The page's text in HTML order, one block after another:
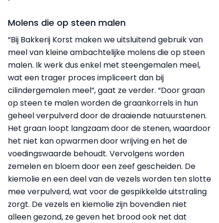
Molens die op steen malen
“Bij Bakkerij Korst maken we uitsluitend gebruik van
meel van kleine ambachtelijke molens die op steen
malen. Ik werk dus enkel met steengemalen meel,
wat een trager proces impliceert dan bij
cilindergemalen meel”, gaat ze verder. “Door graan
op steen te malen worden de graankorrels in hun
geheel verpulverd door de draaiende natuurstenen.
Het graan loopt langzaam door de stenen, waardoor
het niet kan opwarmen door wrijving en het de
voedingswaarde behoudt. Vervolgens worden
zemelen en bloem door een zeef gescheiden. De
kiemolie en een deel van de vezels worden ten slotte
mee verpulverd, wat voor de gespikkelde uitstraling
zorgt. De vezels en kiemolie zijn bovendien niet
alleen gezond, ze geven het brood ook net dat